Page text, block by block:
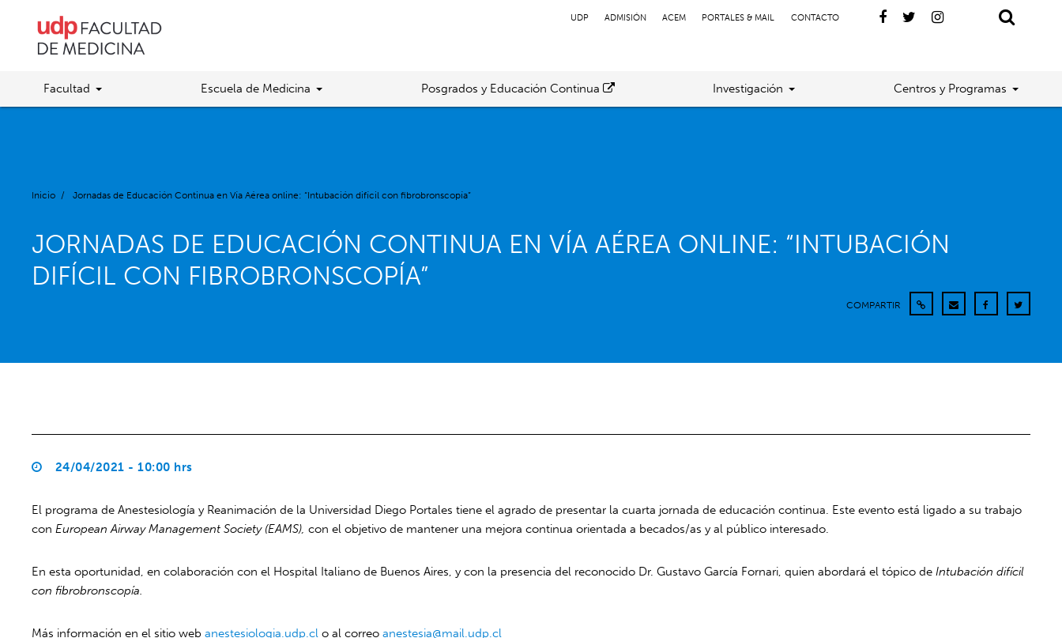
UDP ADMISIÓN ACEM PORTALES & MAIL CONTACTO
Facultad Escuela de Medicina Posgrados y Educación Continua Investigación Centros y Programas
Inicio / Jornadas de Educación Continua en Vía Aérea online: “Intubación difícil con fibrobronscopía”
JORNADAS DE EDUCACIÓN CONTINUA EN VÍA AÉREA ONLINE: “INTUBACIÓN
DIFÍCIL CON FIBROBRONSCOPÍA”
COMPARTIR
24/04/2021 - 10:00 hrs
El programa de Anestesiología y Reanimación de la Universidad Diego Portales tiene el agrado de presentar la cuarta jornada de educación continua. Este evento está ligado a su trabajo
conEuropean Airway Management Society (EAMS),con el objetivo de mantener una mejora continua orientada a becados/as y al público interesado.
En esta oportunidad, en colaboración con el Hospital Italiano de Buenos Aires, y con la presencia del reconocido Dr. Gustavo García Fornari, quien abordará el tópico deIntubación difícil
con fibrobronscopía.
Más información en el sitio webanestesiologia.udp.cl o al correoanestesia@mail.udp.cl